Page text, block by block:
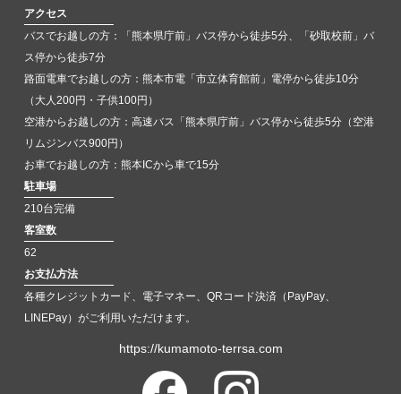
アクセス
バスでお越しの方：「熊本県庁前」バス停から徒歩5分、「砂取校前」バ
ス停から徒歩7分
路面電車でお越しの方：熊本市電「市立体育館前」電停から徒歩10分
（大人200円・子供100円）
空港からお越しの方：高速バス「熊本県庁前」バス停から徒歩5分（空港
リムジンバス900円）
お車でお越しの方：熊本ICから車で15分
駐車場
210台完備
客室数
62
お支払方法
各種クレジットカード、電子マネー、QRコード決済（PayPay、
LINEPay）がご利用いただけます。
https://kumamoto-terrsa.com